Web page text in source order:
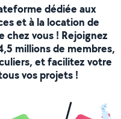
dédiée aux
et à la location de
chez vous ! Rejoignez
millions de membres,
et facilitez votre
vos projets !